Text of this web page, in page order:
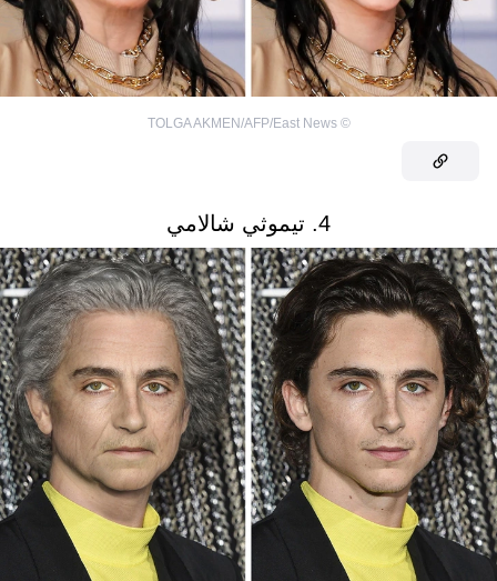
©
TOLGA AKMEN/AFP/East News
4. تيموثي شالامي